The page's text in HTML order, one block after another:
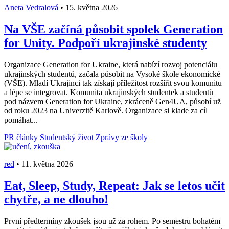
Aneta Vedralová • 15. května 2026
Na VŠE začíná působit spolek Generation
for Unity. Podpoří ukrajinské studenty
Organizace Generation for Ukraine, která nabízí rozvoj potenciálu
ukrajinských studentů, začala působit na Vysoké škole ekonomické
(VŠE). Mladí Ukrajinci tak získají příležitost rozšířit svou komunitu
a lépe se integrovat. Komunita ukrajinských studentek a studentů
pod názvem Generation for Ukraine, zkráceně Gen4UA, působí už
od roku 2023 na Univerzitě Karlově. Organizace si klade za cíl
pomáhat...
PR články Studentský život Zprávy ze školy
red • 11. května 2026
Eat, Sleep, Study, Repeat: Jak se letos učit
chytře, a ne dlouho!
První předtermíny zkoušek jsou už za rohem. Po semestru bohatém